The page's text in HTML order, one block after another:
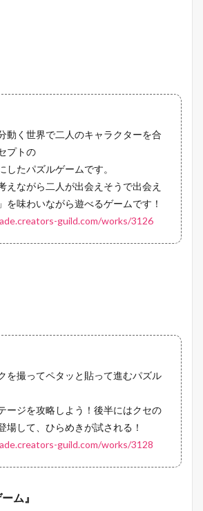
動く世界で二人のキャラクターを合
プトの
したパズルゲームです。
えながら二人が出会えそうで出会え
を味わいながら遊べるゲームです！
guild.com/works/3126
を撮ってペタッと貼って進むパズル
ージを攻略しよう！後半にはクセの
場して、ひらめきが試される！
guild.com/works/3128
ム 』